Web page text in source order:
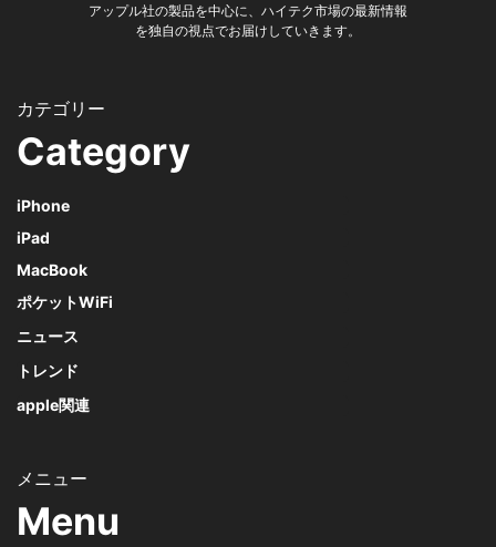
アップル社の製品を中心に、ハイテク市場の最新情報
を独自の視点でお届けしていきます。
Category
iPhone
iPad
MacBook
ポケットWiFi
ニュース
トレンド
apple関連
Menu